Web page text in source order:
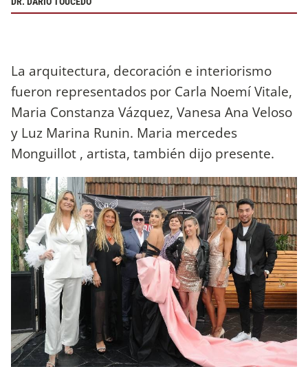
La arquitectura, decoración e interiorismo
fueron representados por Carla Noemí Vitale,
Maria Constanza Vázquez, Vanesa Ana Veloso
y Luz Marina Runin. Maria mercedes
Monguillot , artista, también dijo presente.